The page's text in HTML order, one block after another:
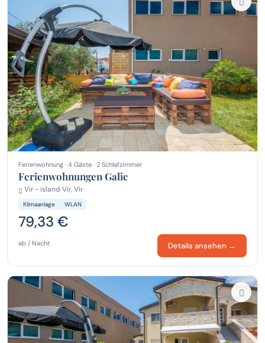
Ferienwohnung · 4 Gäste · 2 Schlafzimmer
Ferienwohnungen Galic
Vir - island Vir, Vir
Klimaanlage WLAN
79,33 €
ab / Nacht Details ansehen →